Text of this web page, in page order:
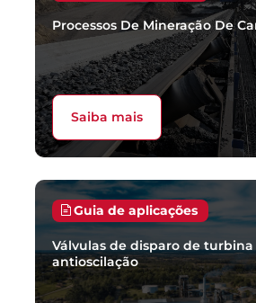
Processos De Mineração De
Saiba mais
Guia de aplicações
Válvulas de disparo de turbina
antioscilação